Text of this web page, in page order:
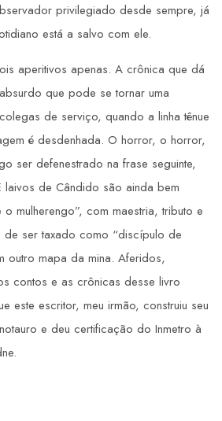
privilegiado desde sempre, já
está a salvo com ele.
aperitivos apenas. A crônica que dá
que pode se tornar uma
de serviço, quando a linha tênue
é desdenhada. O horror, o horror,
ser defenestrado na frase seguinte,
laivos de Cândido são ainda bem
mulherengo”, com maestria, tributo e
de ser taxado como “discípulo de
outro mapa da mina. Aferidos,
contos e as crônicas desse livro
este escritor, meu irmão, construiu seu
e deu certificação do Inmetro à